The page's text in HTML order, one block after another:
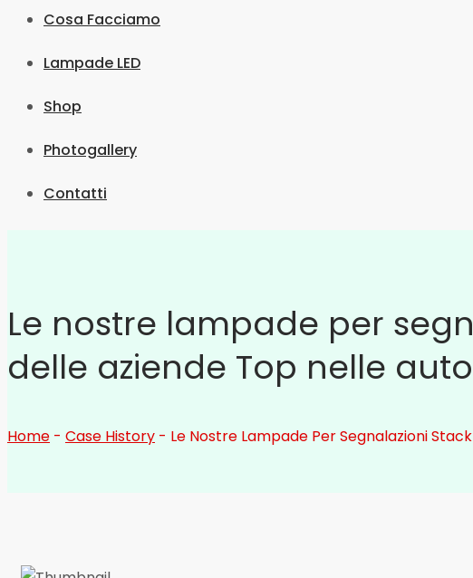
Cosa Facciamo
Lampade LED
Shop
Photogallery
Contatti
Le nostre lampade per
delle aziende Top nelle
Home - Case History - Le Nostre Lampade Per Segnalazioni